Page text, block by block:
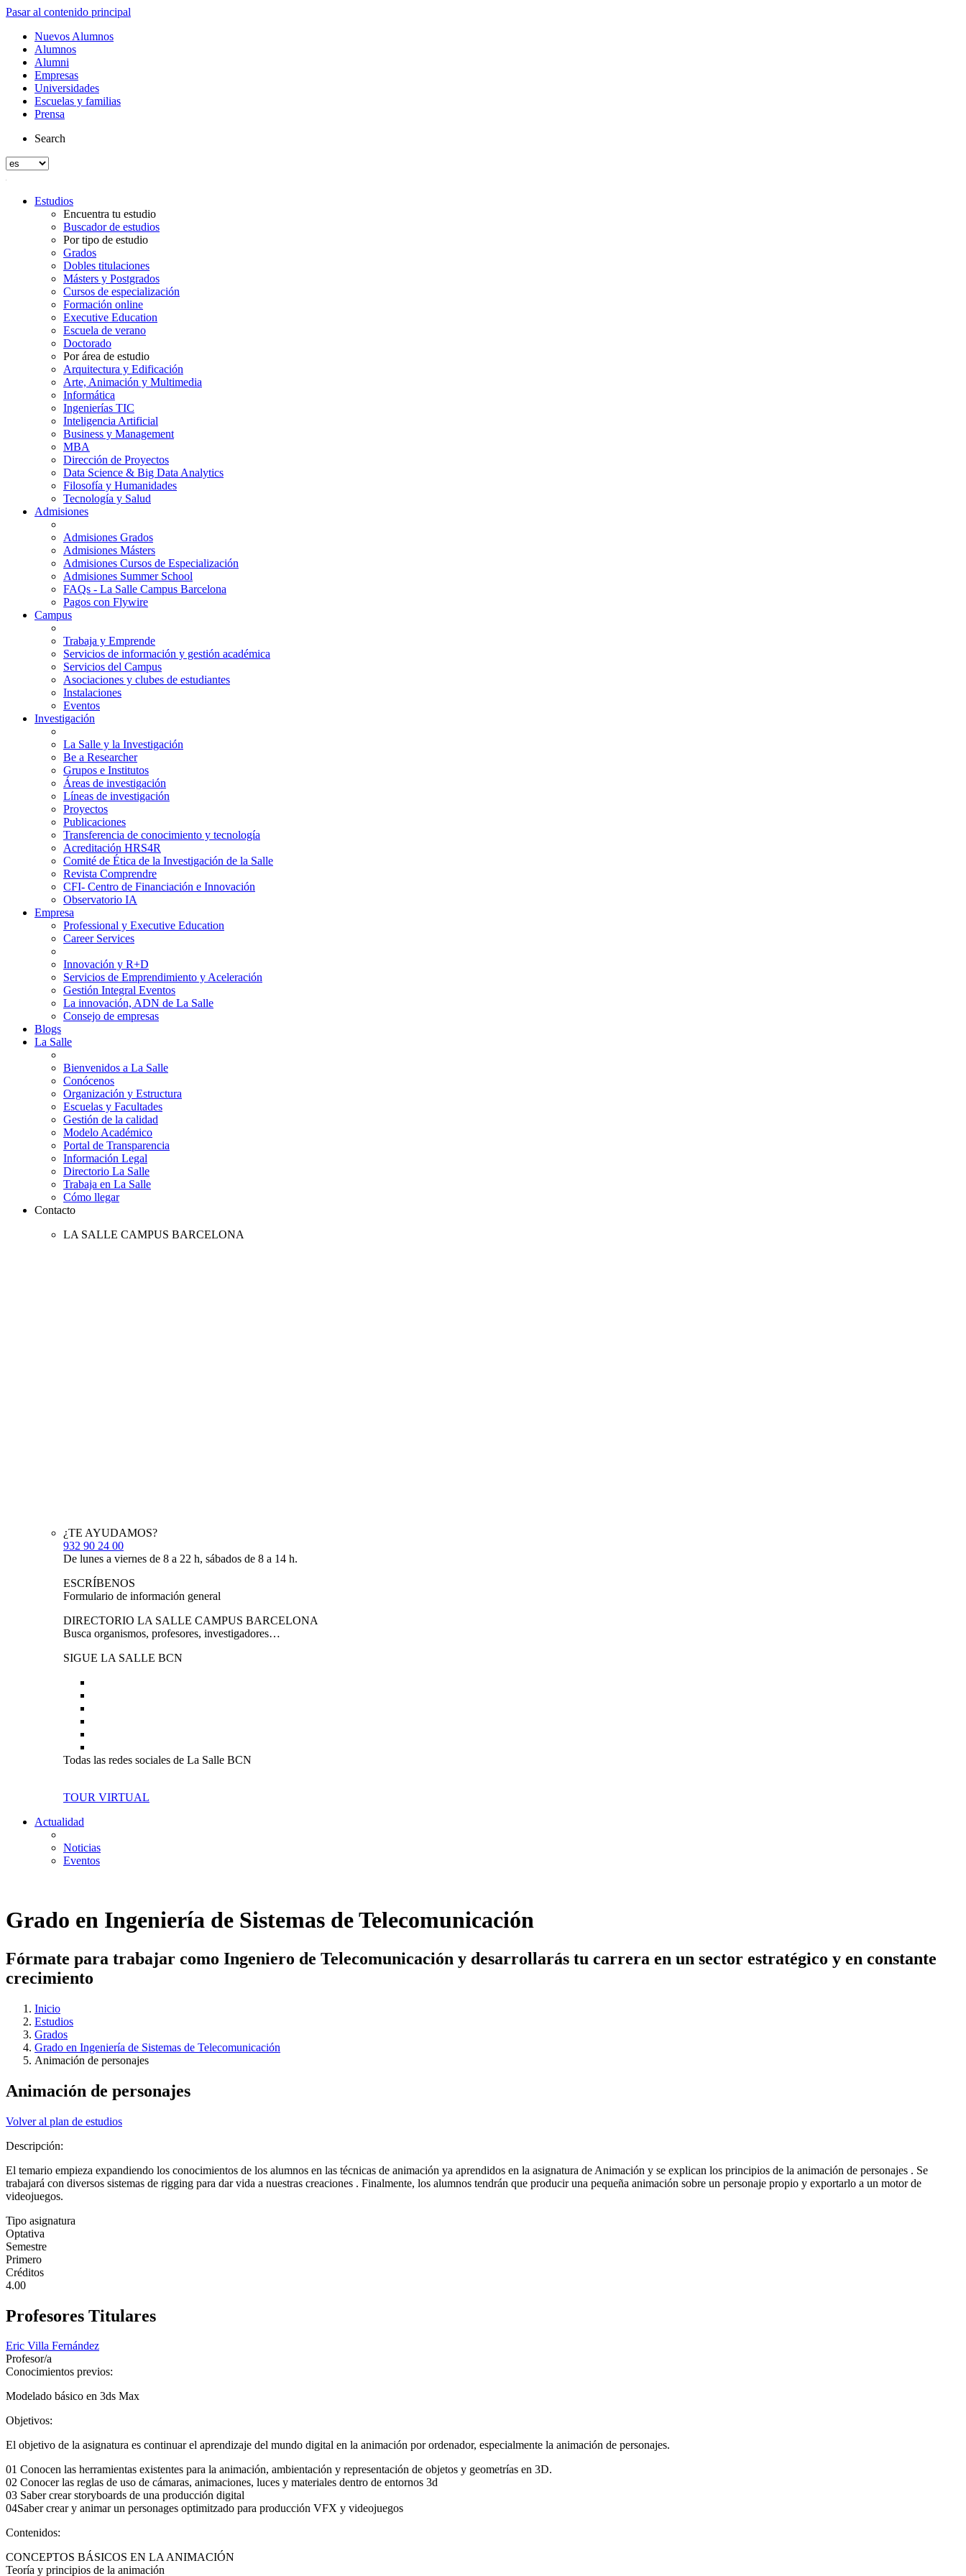
Pasar al contenido principal
Nuevos Alumnos
Alumnos
Alumni
Empresas
Universidades
Escuelas y familias
Prensa
Search
Estudios
Encuentra tu estudio
Buscador de estudios
Por tipo de estudio
Grados
Dobles titulaciones
Másters y Postgrados
Cursos de especialización
Formación online
Executive Education
Escuela de verano
Doctorado
Por área de estudio
Arquitectura y Edificación
Arte, Animación y Multimedia
Informática
Ingenierías TIC
Inteligencia Artificial
Business y Management
MBA
Dirección de Proyectos
Data Science & Big Data Analytics
Filosofía y Humanidades
Tecnología y Salud
Admisiones
Admisiones Grados
Admisiones Másters
Admisiones Cursos de Especialización
Admisiones Summer School
FAQs - La Salle Campus Barcelona
Pagos con Flywire
Campus
Trabaja y Emprende
Servicios de información y gestión académica
Servicios del Campus
Asociaciones y clubes de estudiantes
Instalaciones
Eventos
Investigación
La Salle y la Investigación
Be a Researcher
Grupos e Institutos
Áreas de investigación
Líneas de investigación
Proyectos
Publicaciones
Transferencia de conocimiento y tecnología
Acreditación HRS4R
Comité de Ética de la Investigación de la Salle
Revista Comprendre
CFI- Centro de Financiación e Innovación
Observatorio IA
Empresa
Professional y Executive Education
Career Services
Innovación y R+D
Servicios de Emprendimiento y Aceleración
Gestión Integral Eventos
La innovación, ADN de La Salle
Consejo de empresas
Blogs
La Salle
Bienvenidos a La Salle
Conócenos
Organización y Estructura
Escuelas y Facultades
Gestión de la calidad
Modelo Académico
Portal de Transparencia
Información Legal
Directorio La Salle
Trabaja en La Salle
Cómo llegar
Contacto
LA SALLE CAMPUS BARCELONA
¿TE AYUDAMOS?
932 90 24 00
De lunes a viernes de 8 a 22 h, sábados de 8 a 14 h.
ESCRÍBENOS
Formulario de información general
DIRECTORIO LA SALLE CAMPUS BARCELONA
Busca organismos, profesores, investigadores…
SIGUE LA SALLE BCN
Todas las redes sociales de La Salle BCN
TOUR VIRTUAL
Actualidad
Noticias
Eventos
Grado en Ingeniería de Sistemas de Telecomunicación
Fórmate para trabajar como Ingeniero de Telecomunicación y desarrollarás tu carrera en un sector estratégico y en constante
crecimiento
Inicio
Estudios
Grados
Grado en Ingeniería de Sistemas de Telecomunicación
Animación de personajes
Animación de personajes
Volver al plan de estudios
Descripción:
El temario empieza expandiendo los conocimientos de los alumnos en las técnicas de animación ya aprendidos en la asignatura de Animación y se explican los principios de la animación de personajes . Se
trabajará con diversos sistemas de rigging para dar vida a nuestras creaciones . Finalmente, los alumnos tendrán que producir una pequeña animación sobre un personaje propio y exportarlo a un motor de
videojuegos.
Tipo asignatura
Optativa
Semestre
Primero
Créditos
4.00
Profesores Titulares
Eric Villa Fernández
Profesor/a
Conocimientos previos:
Modelado básico en 3ds Max
Objetivos:
El objetivo de la asignatura es continuar el aprendizaje del mundo digital en la animación por ordenador, especialmente la animación de personajes.
01 Conocen las herramientas existentes para la animación, ambientación y representación de objetos y geometrías en 3D.
02 Conocer las reglas de uso de cámaras, animaciones, luces y materiales dentro de entornos 3d
03 Saber crear storyboards de una producción digital
04Saber crear y animar un personages optimitzado para producción VFX y videojuegos
Contenidos:
CONCEPTOS BÁSICOS EN LA ANIMACIÓN
Teoría y principios de la animación